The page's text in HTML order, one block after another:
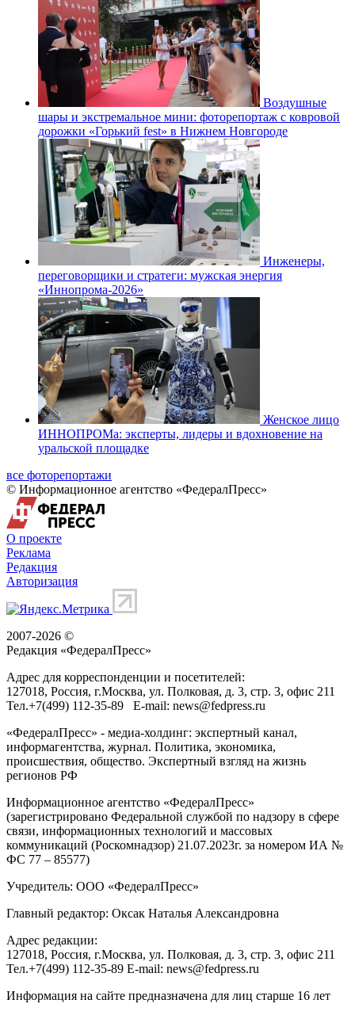
Воздушные
шары и экстремальное мини: фоторепортаж с ковровой
дорожки «Горький fest» в Нижнем Новгороде
Инженеры,
переговорщики и стратеги: мужская энергия
«Иннопрома-2026»
Женское лицо
ИННОПРОМа: эксперты, лидеры и вдохновение на
уральской площадке
все фоторепортажи
© Информационное агентство «ФедералПресс»
О проекте
Реклама
Редакция
Авторизация
2007-2026 ©
Редакция «ФедералПресс»
Адрес для корреспонденции и посетителей:
127018, Россия, г.Москва, ул. Полковая, д. 3, стр. 3, офис 211
Тел.+7(499) 112-35-89 E-mail: news@fedpress.ru
«ФедералПресс» - медиа-холдинг: экспертный канал,
информагентства, журнал. Политика, экономика,
происшествия, общество. Экспертный взгляд на жизнь
регионов РФ
Информационное агентство «ФедералПресс»
(зарегистрировано Федеральной службой по надзору в сфере
связи, информационных технологий и массовых
коммуникаций (Роскомнадзор) 21.07.2023г. за номером ИА №
ФС 77 – 85577)
Учредитель: ООО «ФедералПресс»
Главный редактор: Оксак Наталья Александровна
Адрес редакции:
127018, Россия, г.Москва, ул. Полковая, д. 3, стр. 3, офис 211
Тел.+7(499) 112-35-89 E-mail: news@fedpress.ru
Информация на сайте предназначена для лиц старше 16 лет